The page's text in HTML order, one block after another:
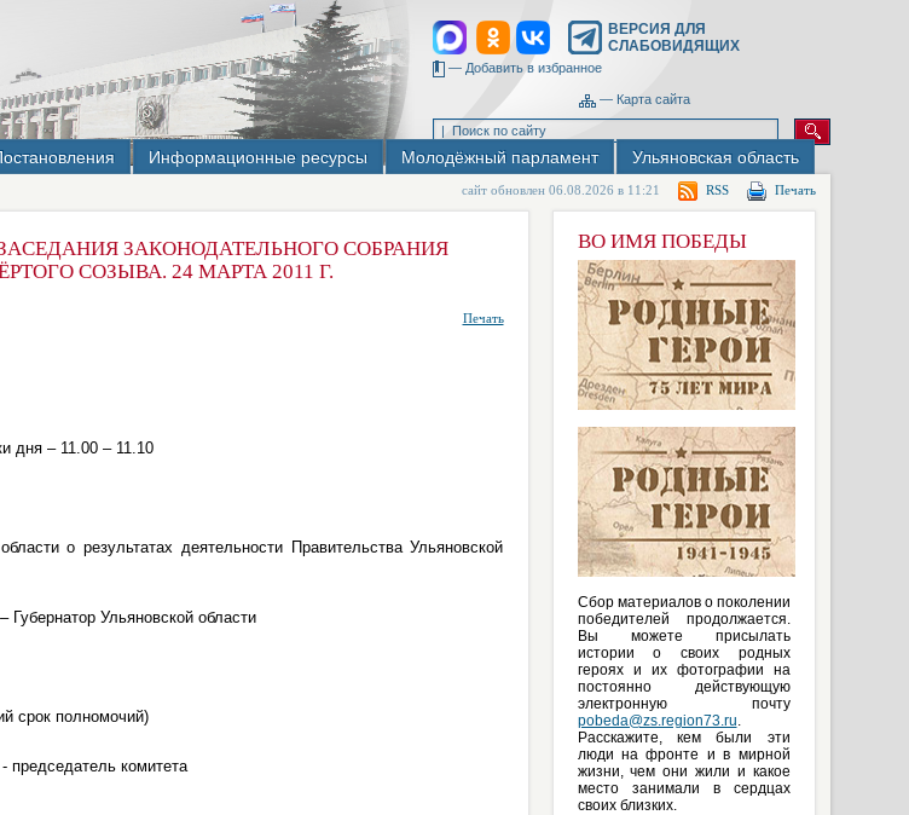
ВЕРСИЯ ДЛЯ
СЛАБОВИДЯЩИХ
— Добавить в избранное
— Карта сайта
Информационные ресурсы Молодёжный парламент Ульяновская область
сайт обновлен 06.08.2026 в 11:21 RSS Печать
ЗАКОНОДАТЕЛЬНОГО СОБРАНИЯ
СОЗЫВА. 24 МАРТА 2011 Г.
Печать
дня – 11.00 – 11.10
о результатах деятельности Правительства Ульяновской
Ульяновской области
срок полномочий)
председатель комитета
ВО ИМЯ ПОБЕДЫ
Сбор материалов о поколении
победителей продолжается.
Вы можете присылать
истории о своих родных
героях и их фотографии на
постоянно действующую
электронную почту
pobeda@zs.region73.ru.
Расскажите, кем были эти
люди на фронте и в мирной
жизни, чем они жили и какое
место занимали в сердцах
своих близких.